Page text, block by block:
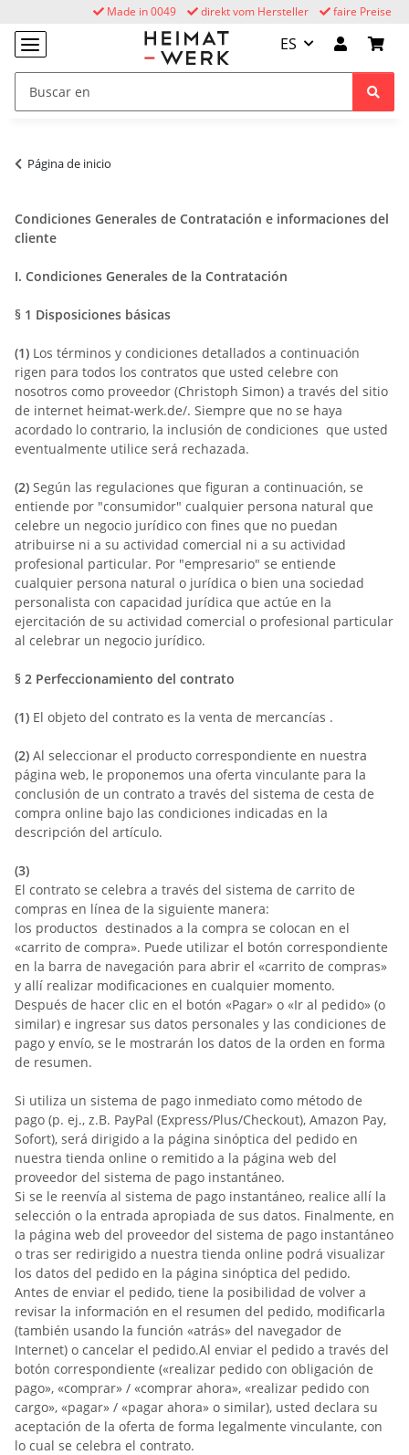
faire Preise
direkt vom Hersteller
Made in 0049
ES
Página de inicio
Condiciones Generales de Contratación e informaciones del
cliente
I. Condiciones Generales de la Contratación
§ 1 Disposiciones básicas
(1) Los términos y condiciones detallados a continuación
rigen para todos los contratos que usted celebre con
nosotros como proveedor (Christoph Simon) a través del sitio
de internet heimat-werk.de/. Siempre que no se haya
acordado lo contrario, la inclusión de condiciones que usted
eventualmente utilice será rechazada.
(2) Según las regulaciones que figuran a continuación, se
entiende por "consumidor" cualquier persona natural que
celebre un negocio jurídico con fines que no puedan
atribuirse ni a su actividad comercial ni a su actividad
profesional particular. Por "empresario" se entiende
cualquier persona natural o jurídica o bien una sociedad
personalista con capacidad jurídica que actúe en la
ejercitación de su actividad comercial o profesional particular
al celebrar un negocio jurídico.
§ 2 Perfeccionamiento del contrato
(1) El objeto del contrato es la venta de mercancías .
(2) Al seleccionar el producto correspondiente en nuestra
página web, le proponemos una oferta vinculante para la
conclusión de un contrato a través del sistema de cesta de
compra online bajo las condiciones indicadas en la
descripción del artículo.
(3)
El contrato se celebra a través del sistema de carrito de
compras en línea de la siguiente manera:
los productos destinados a la compra se colocan en el
«carrito de compra». Puede utilizar el botón correspondiente
en la barra de navegación para abrir el «carrito de compras»
y allí realizar modificaciones en cualquier momento.
Después de hacer clic en el botón «Pagar» o «Ir al pedido» (o
similar) e ingresar sus datos personales y las condiciones de
pago y envío, se le mostrarán los datos de la orden en forma
de resumen.
Si utiliza un sistema de pago inmediato como método de
pago (p. ej., z.B. PayPal (Express/Plus/Checkout), Amazon Pay,
Sofort), será dirigido a la página sinóptica del pedido en
nuestra tienda online o remitido a la página web del
proveedor del sistema de pago instantáneo.
Si se le reenvía al sistema de pago instantáneo, realice allí la
selección o la entrada apropiada de sus datos. Finalmente, en
la página web del proveedor del sistema de pago instantáneo
o tras ser redirigido a nuestra tienda online podrá visualizar
los datos del pedido en la página sinóptica del pedido.
Antes de enviar el pedido, tiene la posibilidad de volver a
revisar la información en el resumen del pedido, modificarla
(también usando la función «atrás» del navegador de
Internet) o cancelar el pedido.Al enviar el pedido a través del
botón correspondiente («realizar pedido con obligación de
pago», «comprar» / «comprar ahora», «realizar pedido con
cargo», «pagar» / «pagar ahora» o similar), usted declara su
aceptación de la oferta de forma legalmente vinculante, con
lo cual se celebra el contrato.